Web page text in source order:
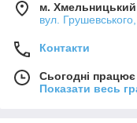
м. Хмельницький
вул.
Контакти
Сьогодні
Показати весь